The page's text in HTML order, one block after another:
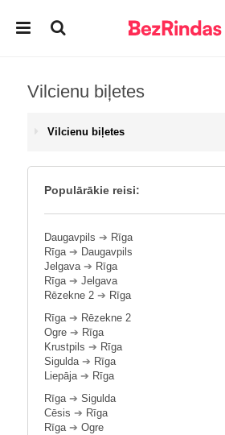
Vilcienu biļetes
Vilcienu biļetes
Populārākie reisi:
Daugavpils ➔ Rīga
Rīga➔ Daugavpils
Jelgava➔ Rīga
Rīga➔ Jelgava
Rēzekne 2 ➔ Rīga
Rīga➔ Rēzekne 2
Ogre ➔ Rīga
Krustpils ➔ Rīga
Sigulda➔ Rīga
Liepāja➔ Rīga
Rīga➔ Sigulda
Cēsis ➔ Rīga
Rīga➔ Ogre